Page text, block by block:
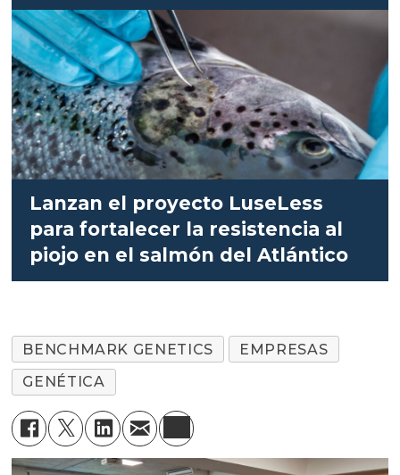
Lanzan el proyecto LuseLess
para fortalecer la resistencia al
piojo en el salmón del Atlántico
BENCHMARK GENETICS
EMPRESAS
GENÉTICA